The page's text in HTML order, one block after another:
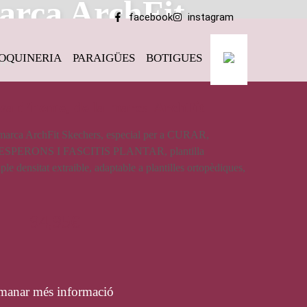
facebook instagram
PARAIGÜES BOTIGUES
ArchFit
ArchFit Skechers, especial per a CURAR,
I FASCITIS PLANTAR, plantilla
densitat extraible, adaptable a plantilles ortopèdiques,
més informació